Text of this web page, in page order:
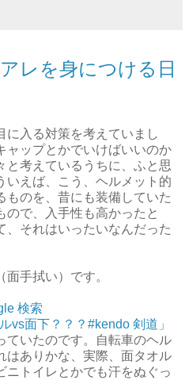
レを身につける日
に入る対策を考えていまし
ャップとかでいけばいいのか
と考えているうちに、ふと思
いえば、こう、ヘルメット的
ものを、昔にも装備していた
で、入手性も高かったと
、それはいったいなんだった
手拭い）です。
検索
vs面下？？？#kendo 剣道」
ていたのです。自転車のヘル
はありかな、実際、面タオル
ニトイレとかでも汗をぬぐっ